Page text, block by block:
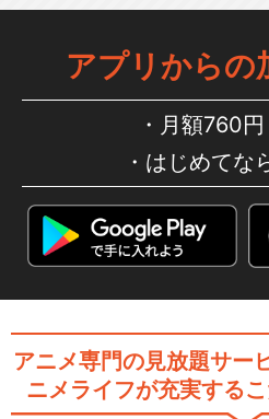
閉じる
アプリからの
月額760円
はじめてな
アニメ専門の見放題サー
ニメライフが充実する